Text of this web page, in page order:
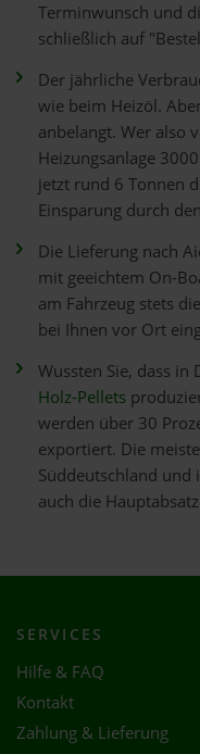
Terminwunsch und
schließlich auf
Der jährliche
wie beim Heizöl.
anbelangt. Wer also
Heizungsanlage
jetzt rund 6 Tonnen
Einsparung durch
Die Lieferung nach
mit geeichtem On-
am Fahrzeug stets
bei Ihnen vor Ort
Wussten Sie, dass
Holz-Pellets
werden über 30
exportiert. Die
Süddeutschland und
auch die
SERVICES
Hilfe & FAQ
Kontakt
Zahlung & Lieferung